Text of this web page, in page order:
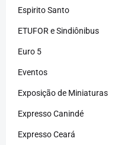
Espirito Santo
ETUFOR e Sindiônibus
Euro 5
Eventos
Exposição de Miniaturas
Expresso Canindé
Expresso Ceará